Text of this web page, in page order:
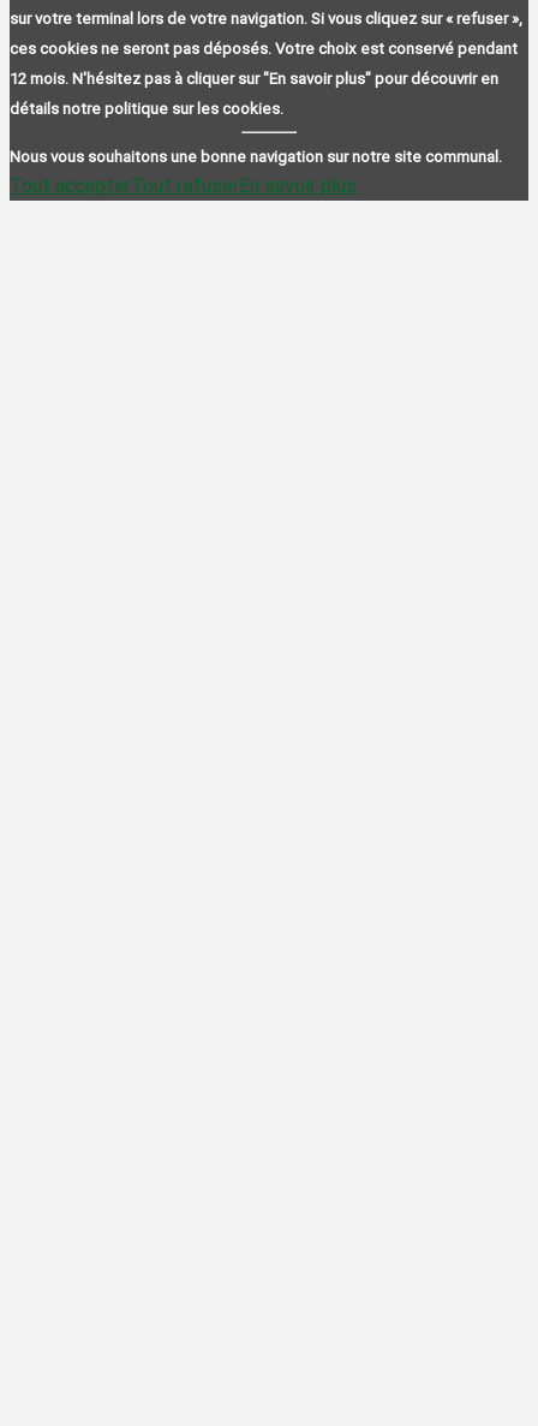
sur votre terminal lors de votre navigation. Si vous cliquez sur « refuser »,
ces cookies ne seront pas déposés. Votre choix est conservé pendant
12 mois. N'hésitez pas à cliquer sur "En savoir plus" pour découvrir en
détails notre politique sur les cookies.
Nous vous souhaitons une bonne navigation sur notre site communal.
Tout accepterTout refuserEn savoir plus